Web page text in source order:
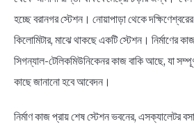
হচ্ছে বরানগর স্টেশন। নোয়াপাড়া থেকে
কিলোমিটার, মাঝে থাকছে একটি স্টেশন। নির্মাণের
সিগন্যাল-টেলিকমিউনিকেনর কাজ বাকি আছে, যা
কাছে জানানো হবে আবেদন।
নির্মাণ কাজ প্রায় শেষ স্টেশন ভবনের, এসক্যালেটর